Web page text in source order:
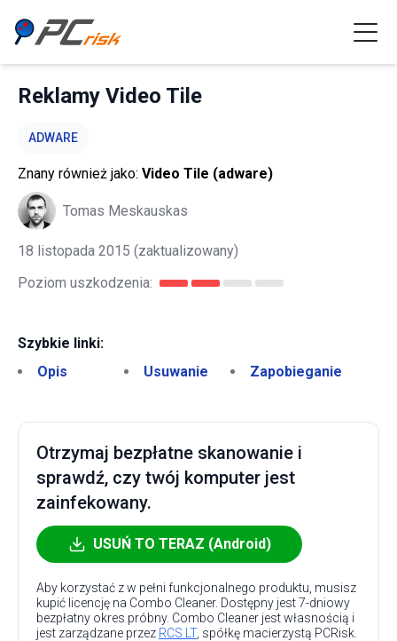
Reklamy Video Tile
ADWARE
Znany również jako: Video Tile (adware)
Tomas Meskauskas
18 listopada 2015 (zaktualizowany)
Poziom uszkodzenia:
Szybkie linki:
Opis
Usuwanie Zapobieganie
Otrzymaj bezpłatne skanowanie i
sprawdź, czy twój komputer jest
zainfekowany.
USUŃ TO TERAZ (Android)
Aby korzystać z w pełni funkcjonalnego produktu, musisz
kupić licencję na Combo Cleaner. Dostępny jest 7-dniowy
bezpłatny okres próbny. Combo Cleaner jest własnością i
jest zarządzane przez RCS LT, spółkę macierzystą PCRisk.